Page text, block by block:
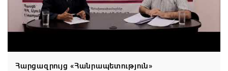
Հարցազրույց «Հանրապետություն»